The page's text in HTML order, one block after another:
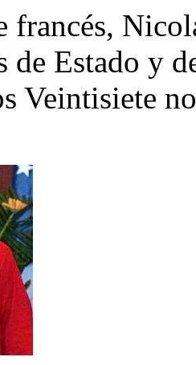
francés,
de Estado y
Veintisiete